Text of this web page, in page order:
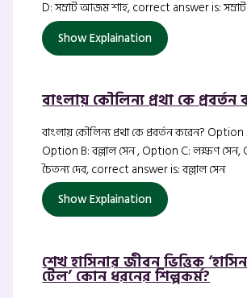
D: সম্রাট আজম শাহ, correct answer is:
Show Explaination
বাংলায় কৌলিন্য প্রথা কে প্রবর্তন
বাংলায় কৌলিন্য প্রথা কে প্রবর্তন করেন?
Option B: বল্লাল সেন , Option C: লক্ষণ সেন,
চৈতন্য দেব, correct answer is: বল্লাল সেন
Show Explaination
শেখ হাসিনার জীবন ভিত্তিক
টেল’ কোন ধরনের শিল্পকর্ম?